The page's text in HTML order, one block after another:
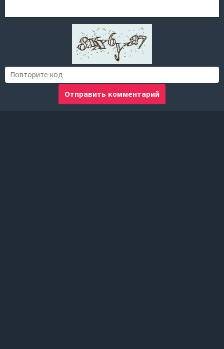
Отправить комментарий